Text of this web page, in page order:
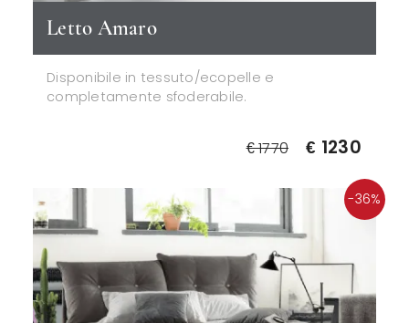
Letto Amaro
Disponibile in tessuto/ecopelle e
completamente sfoderabile.
€ 1770 € 1230
-36%